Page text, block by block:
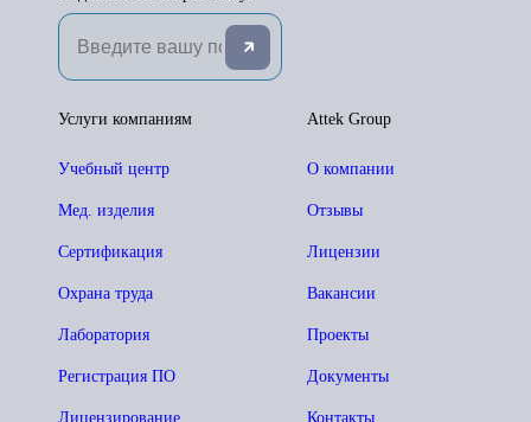
Attek Group
О компании
Отзывы
Лицензии
Вакансии
Проекты
Документы
Контакты
Услуги компаниям
Учебный центр
Мед. изделия
Сертификация
Охрана труда
Лаборатория
Регистрация ПО
Лицензирование